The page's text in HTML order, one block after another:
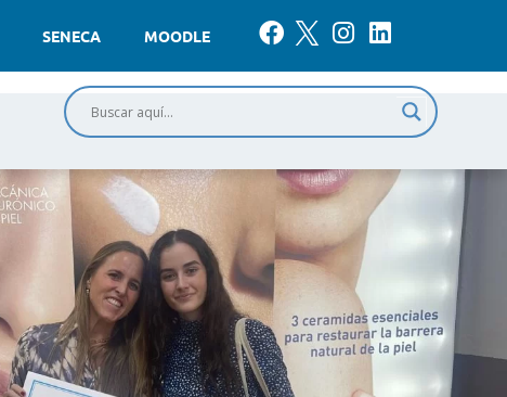
SENECA MOODLE